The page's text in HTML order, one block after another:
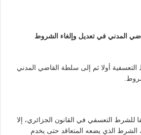
المدني في تعديل وإلغاء الشروط
أولا ثم إلى سلطة القاضي المدني
للشرط التعسفي في القانون الجزائري، إلا
الشرط الذي يضعه المتعاقد حتى يخدم